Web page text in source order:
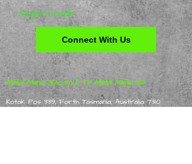
Segera hadir
Connect With Us
Metal Mania 3D.com & TV Metal Mania 3D
Kotak Pos 339, Forth Tasmania, Australia 7310